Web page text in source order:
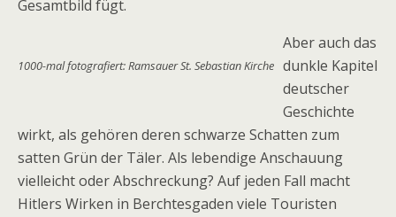
Gesamtbild fügt.
1000-mal fotografiert: Ramsauer St. Sebastian Kirche
Aber auch das
dunkle Kapitel
deutscher
Geschichte
wirkt, als gehören deren schwarze Schatten zum
satten Grün der Täler. Als lebendige Anschauung
vielleicht oder Abschreckung? Auf jeden Fall macht
Hitlers Wirken in Berchtesgaden viele Touristen